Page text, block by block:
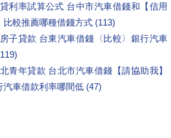
利率試算公式 台中市汽車借錢和【信用
較推薦哪種借錢方式 (113)
子貸款 台東汽車借錢〈比較〉銀行汽車
青年貸款 台北市汽車借錢【請協助我】
車借款利率哪間低 (47)